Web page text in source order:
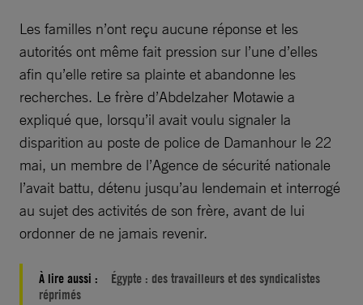
Les familles n’ont reçu aucune réponse et les
autorités ont même fait pression sur l’une d’elles
afin qu’elle retire sa plainte et abandonne les
recherches. Le frère d’Abdelzaher Motawie a
expliqué que, lorsqu’il avait voulu signaler la
disparition au poste de police de Damanhour le 22
mai, un membre de l’Agence de sécurité nationale
l’avait battu, détenu jusqu’au lendemain et interrogé
au sujet des activités de son frère, avant de lui
ordonner de ne jamais revenir.
À lire aussi :
Égypte : des travailleurs et des syndicalistes
réprimés